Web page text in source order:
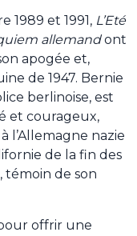
1989 et 1991, L’Eté
allemandont
apogée et,
de 1947. Bernie
berlinoise, est
et courageux,
l’Allemagne nazie
de la fin des
témoin de son
offrir une